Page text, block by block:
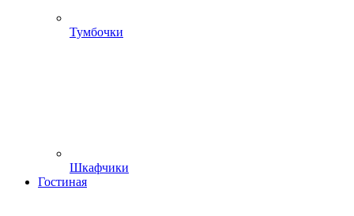
Тумбочки
Шкафчики
Гостиная